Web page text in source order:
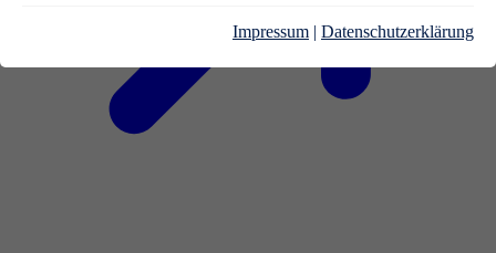
Impressum | Datenschutzerklärung